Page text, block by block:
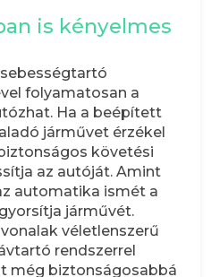
is kényelmes
folyamatosan a
Ha a beépített
járművet érzékel
követési
az autóját. Amint
automatika ismét a
járművét.
véletlenszerű
rendszerrel
még biztonságosabbá